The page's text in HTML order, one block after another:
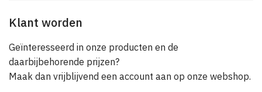
Klant worden
Geïnteresseerd in onze producten en de
daarbijbehorende prijzen?
Maak dan vrijblijvend een account aan op onze webshop.